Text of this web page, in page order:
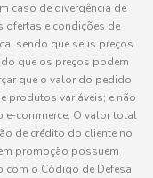
caso de divergência de
ofertas e condições de
sendo que seus preços
que os preços podem
que o valor do pedido
produtos variáveis; e não
commerce. O valor total
de crédito do cliente no
promoção possuem
o Código de Defesa